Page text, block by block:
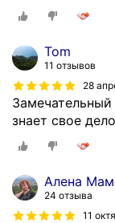
Tom
11 отзывов
28
знает свое
Алена
24 отзыва
11